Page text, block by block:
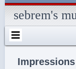
sebrem's